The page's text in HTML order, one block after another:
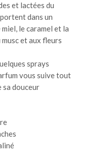
et lactées du
dans un
le caramel et la
et aux fleurs
sprays
vous suive tout
sa douceur